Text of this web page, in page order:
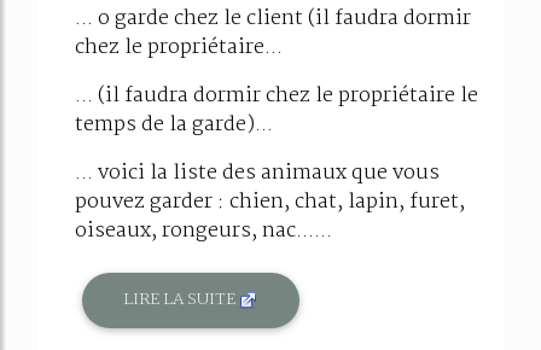
... o garde chez le client (il faudra dormir
chez le propriétaire...
... (il faudra dormir chez le propriétaire le
temps de la garde)...
... voici la liste des animaux que vous
pouvez garder : chien, chat, lapin, furet,
oiseaux, rongeurs, nac......
LIRE LA SUITE